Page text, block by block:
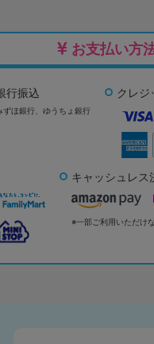
お支払い方
行振込
ずほ銀行、 ゆうちょ銀行
クレジ
キャッシュレス
※一部ご利用いただけ